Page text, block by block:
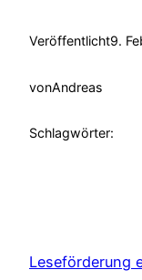
Veröffentlicht9.
vonAndreas
Schlagwörter:
Leseförderung